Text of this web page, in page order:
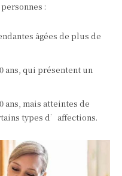
:
âgées de plus de
ans, qui présentent un
ans, mais atteintes de
types d’affections.